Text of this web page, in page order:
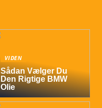
VIDEN
Sådan Vælger Du
Den Rigtige BMW
Olie